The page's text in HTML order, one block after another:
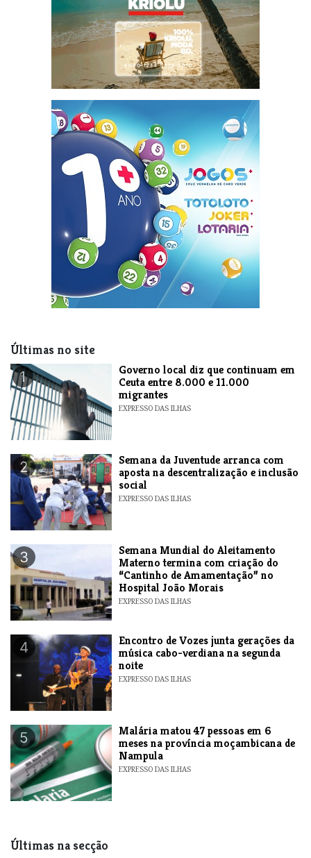
Últimas no site
1
​Governo local diz que continuam em
Ceuta entre 8.000 e 11.000
migrantes
EXPRESSO DAS ILHAS
2
Semana da Juventude arranca com
aposta na descentralização e inclusão
social
EXPRESSO DAS ILHAS
3
Semana Mundial do Aleitamento
Materno termina com criação do
“Cantinho de Amamentação” no
Hospital João Morais
EXPRESSO DAS ILHAS
4
Encontro de Vozes junta gerações da
música cabo-verdiana na segunda
noite
EXPRESSO DAS ILHAS
5
​Malária matou 47 pessoas em 6
meses na província moçambicana de
Nampula
EXPRESSO DAS ILHAS
Últimas na secção